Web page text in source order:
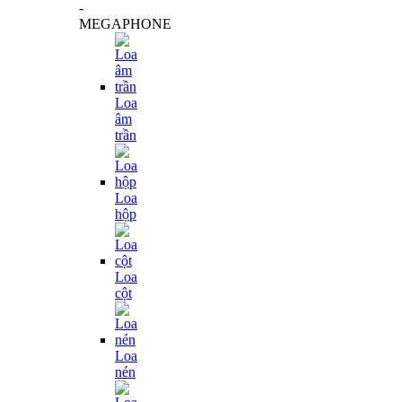
-
MEGAPHONE
Loa
âm
trần
Loa
hộp
Loa
cột
Loa
nén